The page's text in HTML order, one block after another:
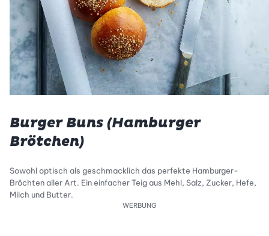
Burger Buns (Hamburger
Brötchen)
Sowohl optisch als geschmacklich das perfekte Hamburger-
Bröchten aller Art. Ein einfacher Teig aus Mehl, Salz, Zucker, Hefe,
Milch und Butter.
WERBUNG